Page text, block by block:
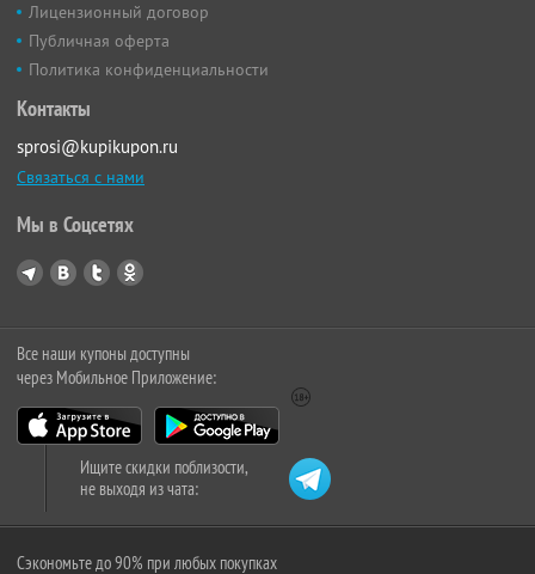
Лицензионный договор
Публичная оферта
Политика конфиденциальности
Контакты
sprosi@kupikupon.ru
Связаться с нами
Мы в Соцсетях
Все наши купоны доступны
через Мобильное Приложение:
Ищите скидки поблизости,
не выходя из чата:
Сэкономьте до 90% при любых покупках